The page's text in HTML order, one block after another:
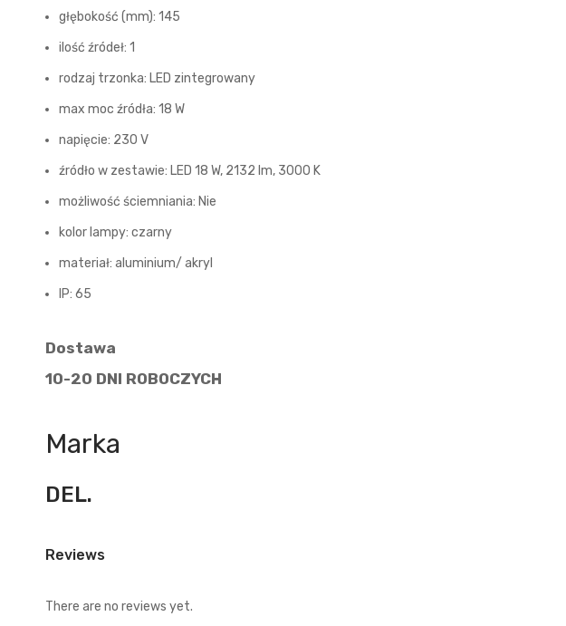
głębokość (mm): 145
ilość źródeł: 1
rodzaj trzonka: LED zintegrowany
max moc źródła: 18 W
napięcie: 230 V
źródło w zestawie: LED 18 W, 2132 lm, 3000 K
możliwość ściemniania: Nie
kolor lampy: czarny
materiał: aluminium/ akryl
IP: 65
Dostawa
10-20 DNI ROBOCZYCH
Marka
DEL.
Reviews
There are no reviews yet.